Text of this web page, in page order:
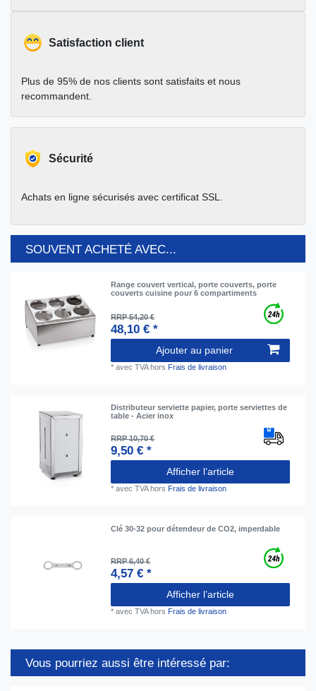
Satisfaction client
Plus de 95% de nos clients sont satisfaits et nous
recommandent.
Sécurité
Achats en ligne sécurisés avec certificat SSL.
SOUVENT ACHETÉ AVEC...
Range couvert vertical, porte couverts, porte
couverts cuisine pour 6 compartiments
RRP 54,20 €
48,10 € *
Ajouter au panier
*avec TVAhors Frais de livraison
Distributeur serviette papier, porte serviettes de
table - Acier inox
RRP 10,70 €
9,50 € *
Afficher l’article
*avec TVAhors Frais de livraison
Clé 30-32 pour détendeur de CO2, imperdable
RRP 6,40 €
4,57 € *
Afficher l’article
*avec TVAhors Frais de livraison
Vous pourriez aussi être intéressé par: